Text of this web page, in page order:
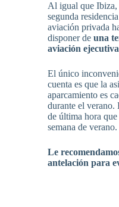
Al igual que Ibiza,
segunda
aviación privada
disponer de una
aviación
El único
cuenta es que la
aparcamiento es
durante el
de última hora
semana de verano.
Le
antelación para